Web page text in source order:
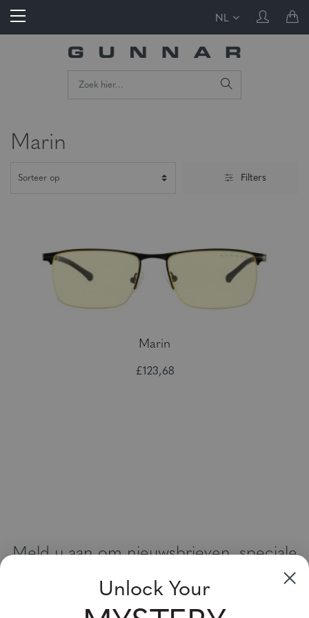
NL
Marin
Filters
Marin
£123,68
Meld u aan om nieuwsbrieven, speciale
aanbiedingen en kortingsbonnen te
ontvangen
Vul uw email adres in en schrijf u in!
Unlock Your